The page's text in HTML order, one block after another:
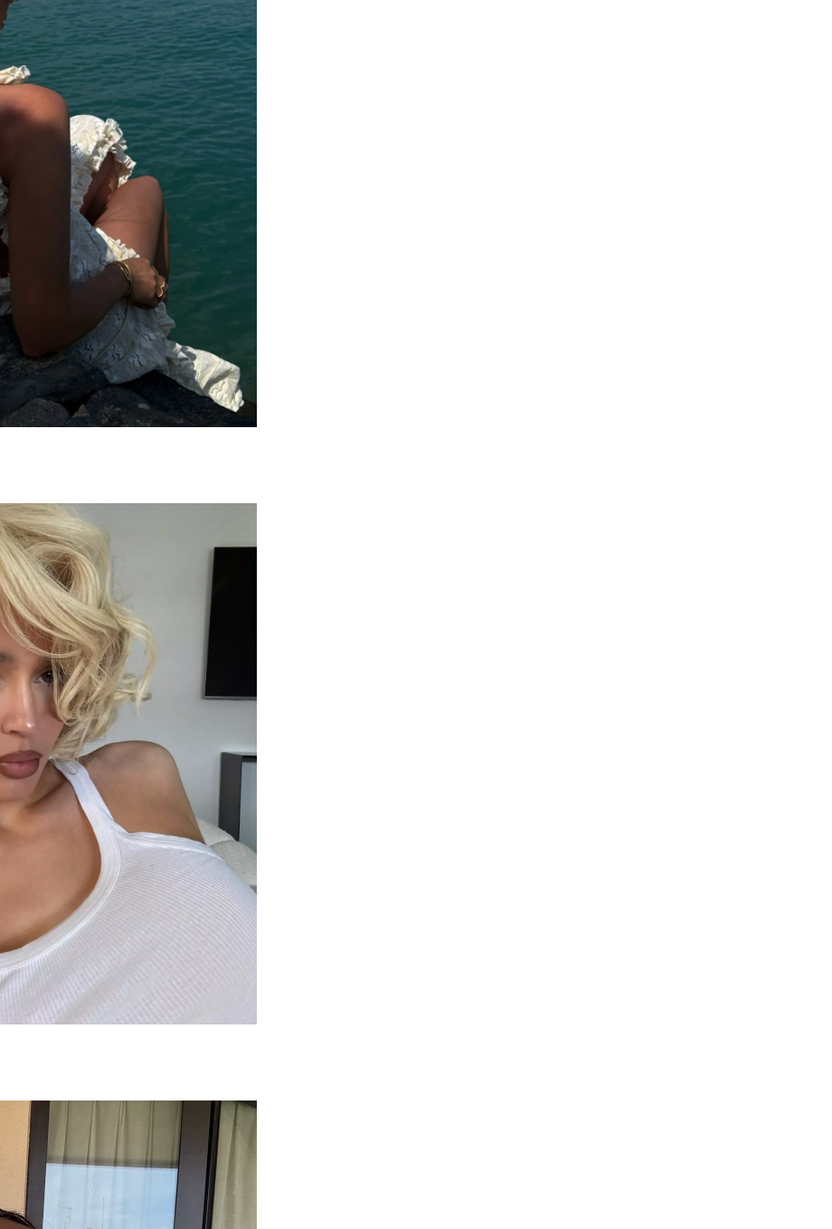
Turkuvaz Haberleşme ve Yayıncılık A.Ş. tarafından
https://vogue.com.tr/ internet sitesi üzerinden sunulan
ürün ve hizmetlere ilişkin reklam, tanıtım, pazarlama ve
kutlama/ temenni amaçlı her türlü e-bülten/ ticari
elektronik ileti gönderiminin e-posta yoluyla tarafıma
yapılmasına onay ve bu kapsamda/ amaçla ad/ soyad
ve e-posta adresi verilerimin işlenmesine açık rıza
veriyorum.